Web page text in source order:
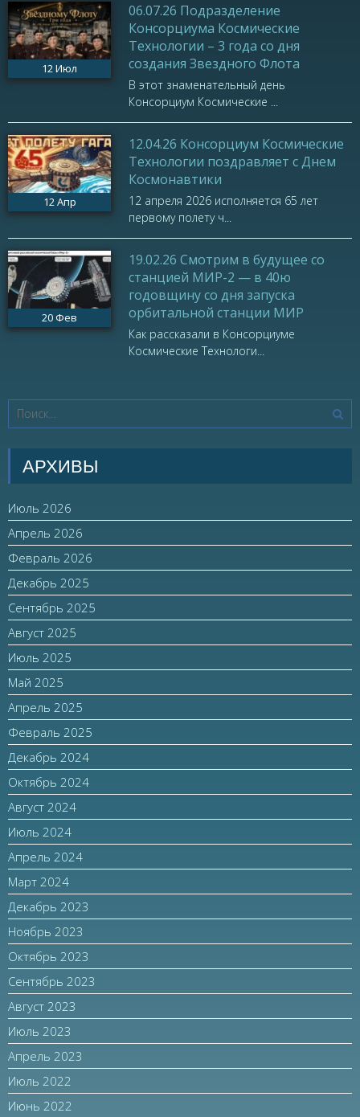
12Июл
06.07.26 Подразделение
Консорциума Космические
Технологии – 3 года со дня
создания Звездного Флота
В этот знаменательный день
Консорциум Космические ...
12Апр
12.04.26 Консорциум Космические
Технологии поздравляет с Днем
Космонавтики
12 апреля 2026 исполняется 65 лет
первому полету ч...
20 Фев
19.02.26 Смотрим в будущее со
станцией МИР-2 — в 40ю
годовщину со дня запуска
орбитальной станции МИР
Как рассказали в Консорциуме
Космические Технологи...
АРХИВЫ
Июль 2026
Апрель 2026
Февраль 2026
Декабрь 2025
Сентябрь 2025
Август 2025
Июль 2025
Май 2025
Апрель 2025
Февраль 2025
Декабрь 2024
Октябрь 2024
Август 2024
Июль 2024
Апрель 2024
Март 2024
Декабрь 2023
Ноябрь 2023
Октябрь 2023
Сентябрь 2023
Август 2023
Июль 2023
Апрель 2023
Июль 2022
Июнь 2022